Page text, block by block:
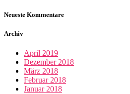
Neueste Kommentare
Archiv
April 2019
Dezember 2018
März 2018
Februar 2018
Januar 2018